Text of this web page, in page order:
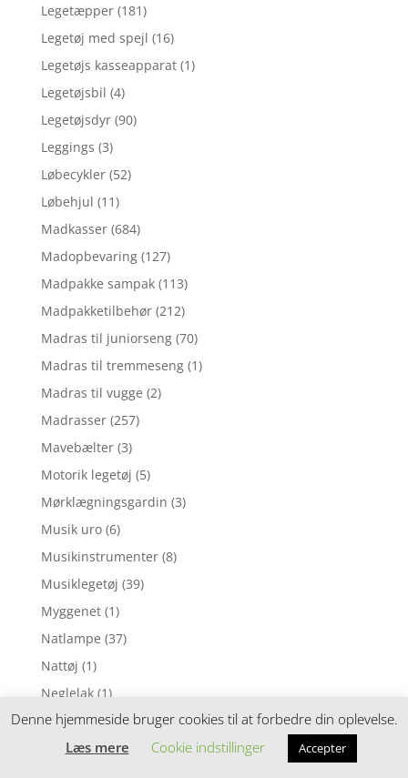
Legetæpper (181)
Legetøj med spejl (16)
Legetøjs kasseapparat (1)
Legetøjsbil (4)
Legetøjsdyr (90)
Leggings (3)
Løbecykler (52)
Løbehjul (11)
Madkasser (684)
Madopbevaring (127)
Madpakke sampak (113)
Madpakketilbehør (212)
Madras til juniorseng (70)
Madras til tremmeseng (1)
Madras til vugge (2)
Madrasser (257)
Mavebælter (3)
Motorik legetøj (5)
Mørklægningsgardin (3)
Musik uro (6)
Musikinstrumenter (8)
Musiklegetøj (39)
Myggenet (1)
Natlampe (37)
Nattøj (1)
Neglelak (1)
Nusseklud (4)
Nusseklude (78)
Denne hjemmeside bruger cookies til at forbedre din oplevelse.
Læs mere
Cookie indstillinger Accepter